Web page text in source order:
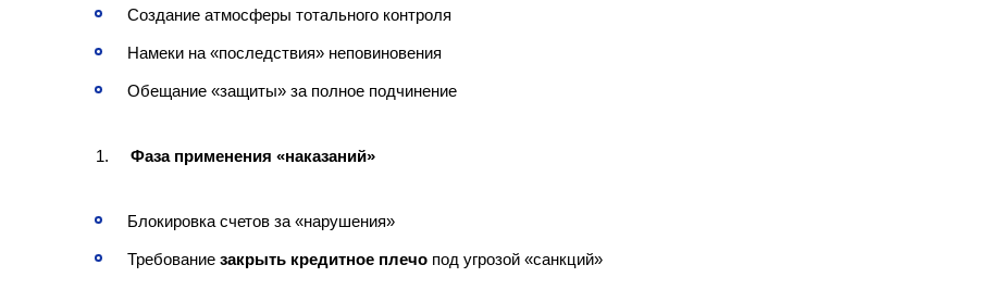
Создание атмосферы тотального контроля
Намеки на «последствия» неповиновения
Обещание «защиты» за полное подчинение
Фаза применения «наказаний»
Блокировка счетов за «нарушения»
Требование закрыть кредитное плечо под угрозой «санкций»